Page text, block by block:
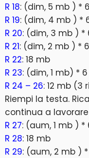
R 18: (dim, 5 mb ) *
R 19: (dim, 4 mb ) *
R 20: (dim, 3 mb ) *
R 21: (dim, 2 mb ) *
R 22: 18 mb
R 23: (dim, 1 mb) * 6
R 24 – 26: 12 mb (3
Riempi la testa.
continua a
R 27: (aum, 1 mb ) *
R 28: 18 mb
R 29: (aum, 2 mb )